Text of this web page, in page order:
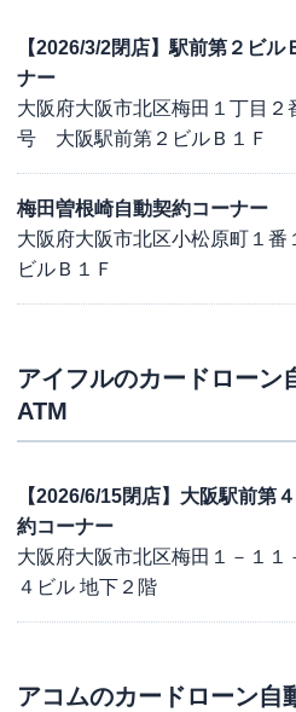
【2026/3/2閉店】駅前第２ビル
ナー
大阪府大阪市北区梅田１丁目２
号 大阪駅前第２ビルＢ１Ｆ
梅田曽根崎自動契約コーナー
大阪府大阪市北区小松原町１番
ビルＢ１Ｆ
アイフルのカードローン
ATM
【2026/6/15閉店】大阪駅前第
約コーナー
大阪府大阪市北区梅田１－１１
４ビル 地下２階
アコムのカードローン自